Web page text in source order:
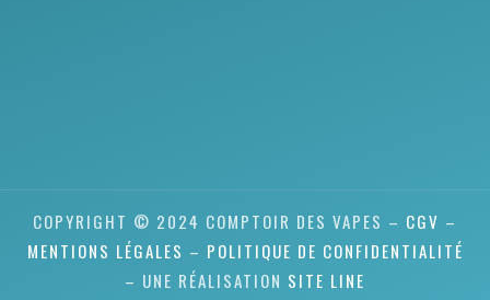
COPYRIGHT © 2024 COMPTOIR DES VAPES – CGV –
MENTIONS LÉGALES – POLITIQUE DE CONFIDENTIALITÉ
– UNE RÉALISATION SITE LINE